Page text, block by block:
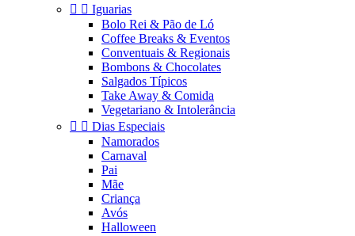
  Iguarias
Bolo Rei & Pão de Ló
Coffee Breaks & Eventos
Conventuais & Regionais
Bombons & Chocolates
Salgados Típicos
Take Away & Comida
Vegetariano & Intolerância
  Dias Especiais
Namorados
Carnaval
Pai
Mãe
Criança
Avós
Halloween